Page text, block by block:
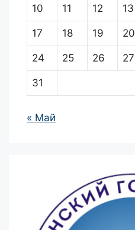
10 11 12 13
17 18 19 20
24 25 26 27
31
« Май